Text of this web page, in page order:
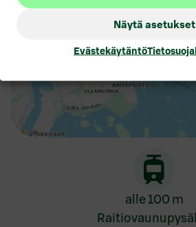
Näytä asetukset
Evästekäytäntö
alle 100 m